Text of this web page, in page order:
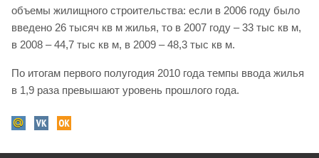
объемы жилищного строительства: если в 2006 году было
введено 26 тысяч кв м жилья, то в 2007 году – 33 тыс кв м,
в 2008 – 44,7 тыс кв м, в 2009 – 48,3 тыс кв м.
По итогам первого полугодия 2010 года темпы ввода жилья
в 1,9 раза превышают уровень прошлого года.